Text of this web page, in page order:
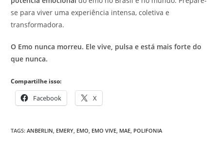
se para viver uma experiência intensa, coletiva e
transformadora.
O Emo nunca morreu. Ele vive, pulsa e está mais forte do
que nunca.
Compartilhe isso:
Facebook X
TAGS:ANBERLIN EMERY EMO EMO VIVE MAE POLIFONIA